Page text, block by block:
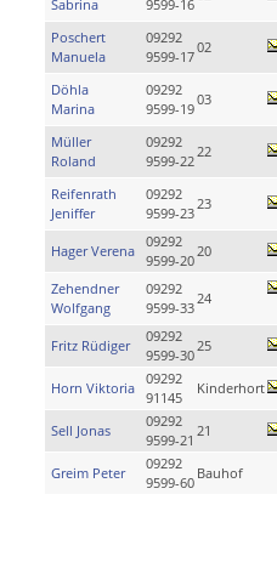
Sabrina
9599-16
Poschert
Manuela
09292
9599-17
02
Döhla
Marina
09292
9599-19
03
Müller
Roland
09292
9599-22
22
Reifenrath
Jeniffer
09292
9599-23
23
Hager Verena
09292
9599-20
20
Zehendner
Wolfgang
09292
9599-33
24
Fritz Rüdiger
09292
9599-30
25
Horn Viktoria
09292
91145
Kinderhort
Sell Jonas
09292
9599-21
21
Greim Peter
09292
9599-60
Bauhof